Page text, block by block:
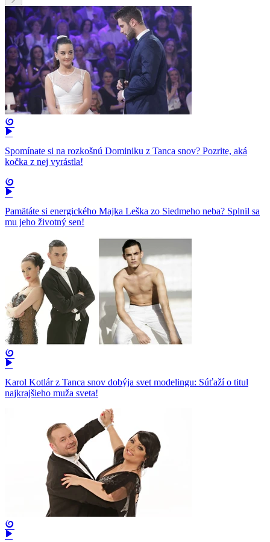
Spomínate si na rozkošnú Dominiku z Tanca snov? Pozrite, aká
kočka z nej vyrástla!
Pamätáte si energického Majka Leška zo Siedmeho neba? Splnil sa
mu jeho životný sen!
Karol Kotlár z Tanca snov dobýja svet modelingu: Súťaží o titul
najkrajšieho muža sveta!